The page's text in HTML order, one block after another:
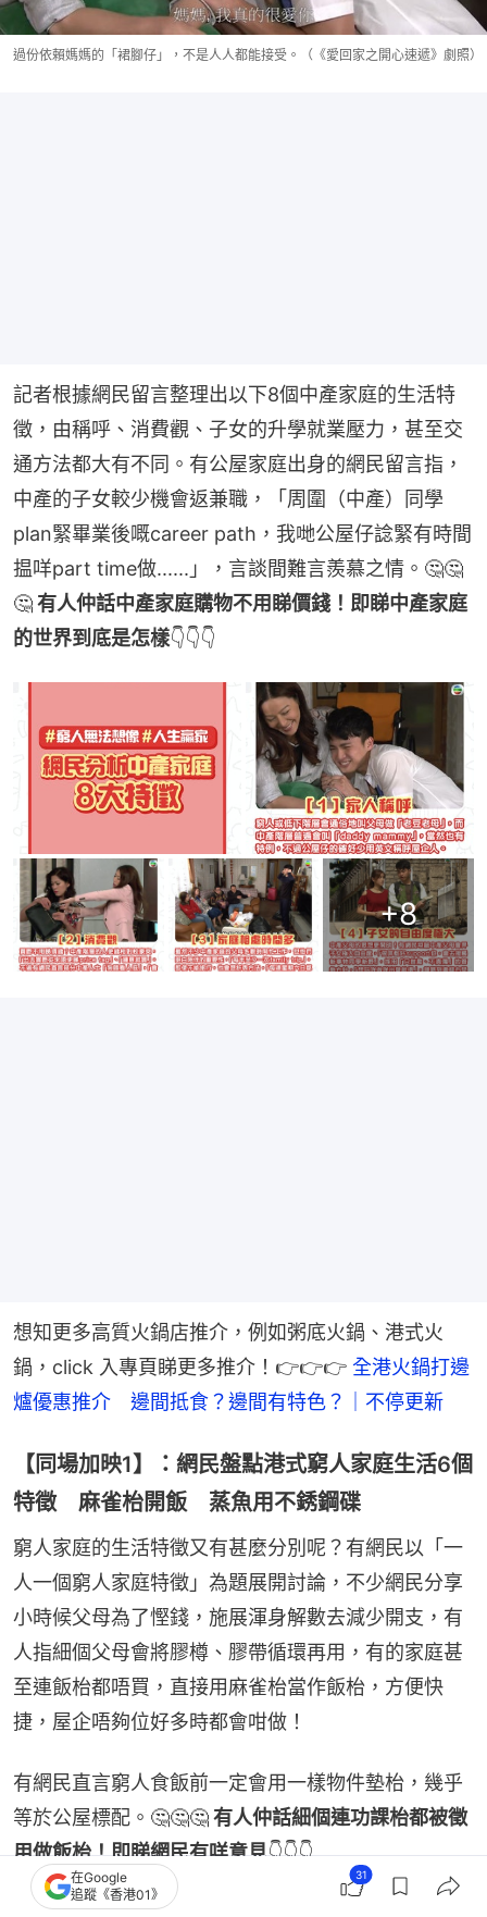
過份依賴媽媽的「裙腳仔」，不是人人都能接受。（《愛回家之開心速遞》劇照）
記者根據網民留言整理出以下8個中產家庭的生活特
徵，由稱呼、消費觀、子女的升學就業壓力，甚至交
通方法都大有不同。有公屋家庭出身的網民留言指，
中產的子女較少機會返兼職，「周圍（中產）同學
plan緊畢業後嘅career path，我哋公屋仔諗緊有時間
揾咩part time做......」，言談間難言羨慕之情。🤔🤔
🤔 有人仲話中產家庭購物不用睇價錢！即睇中產家庭
的世界到底是怎樣👇👇👇
+8
想知更多高質火鍋店推介，例如粥底火鍋、港式火
鍋，click 入專頁睇更多推介！👉👉👉 全港火鍋打邊
爐優惠推介　邊間抵食？邊間有特色？｜不停更新
【同場加映1】：網民盤點港式窮人家庭生活6個
特徵 麻雀枱開飯 蒸魚用不銹鋼碟
窮人家庭的生活特徵又有甚麼分別呢？有網民以「一
人一個窮人家庭特徵」為題展開討論，不少網民分享
小時候父母為了慳錢，施展渾身解數去減少開支，有
人指細個父母會將膠樽、膠帶循環再用，有的家庭甚
至連飯枱都唔買，直接用麻雀枱當作飯枱，方便快
捷，屋企唔夠位好多時都會咁做！
有網民直言窮人食飯前一定會用一樣物件墊枱，幾乎
等於公屋標配。🤔🤔🤔 有人仲話細個連功課枱都被徵
用做飯枱！即睇網民有咩意見👇👇👇
在Google
追蹤《香港01》
31